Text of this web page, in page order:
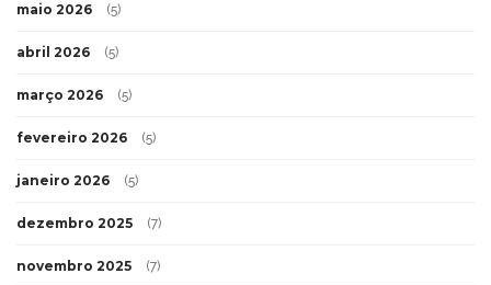
maio 2026 (5)
abril 2026 (5)
março 2026 (5)
fevereiro 2026 (5)
janeiro 2026 (5)
dezembro 2025 (7)
novembro 2025 (7)